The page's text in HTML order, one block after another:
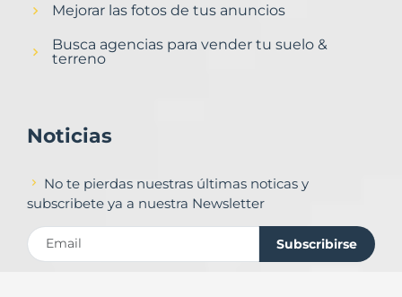
Mejorar las fotos de tus anuncios
Busca agencias para vender tu suelo &
terreno
Noticias
No te pierdas nuestras últimas noticas y
subscribete ya a nuestra Newsletter
Subscribirse